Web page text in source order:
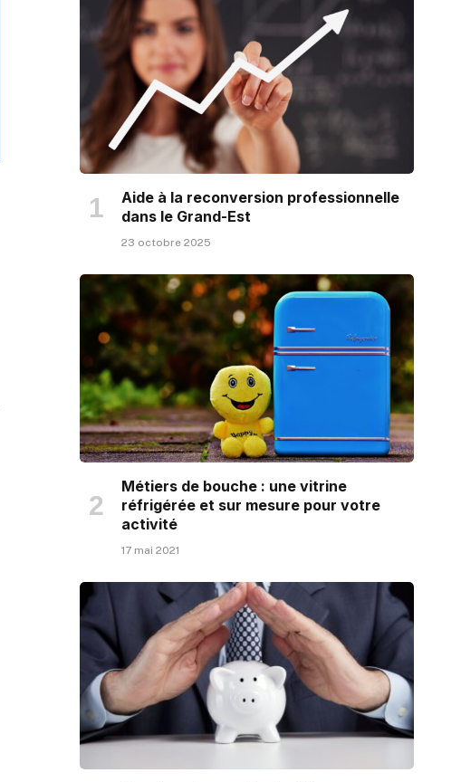
Aide à la reconversion professionnelle
dans le Grand-Est
23 octobre 2025
Métiers de bouche : une vitrine
réfrigérée et sur mesure pour votre
activité
17 mai 2021